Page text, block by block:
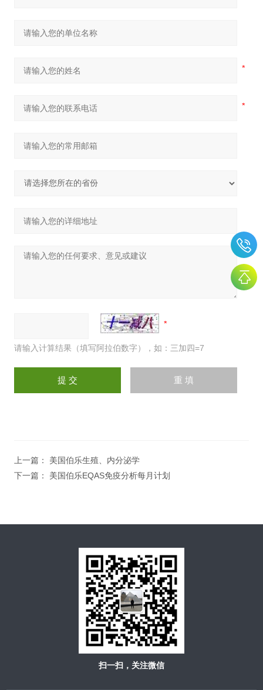
请输入计算结果（填写阿拉伯数字），如：三加四=7
上一篇： 美国伯乐生殖、内分泌学
下一篇： 美国伯乐EQAS免疫分析每月计划
扫一扫，关注微信